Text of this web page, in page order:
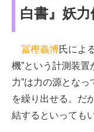
白書』妖
冨樫義博氏によ
機”という計測装置
力”は力の源とな
を繰り出せる。だ
結するといっても